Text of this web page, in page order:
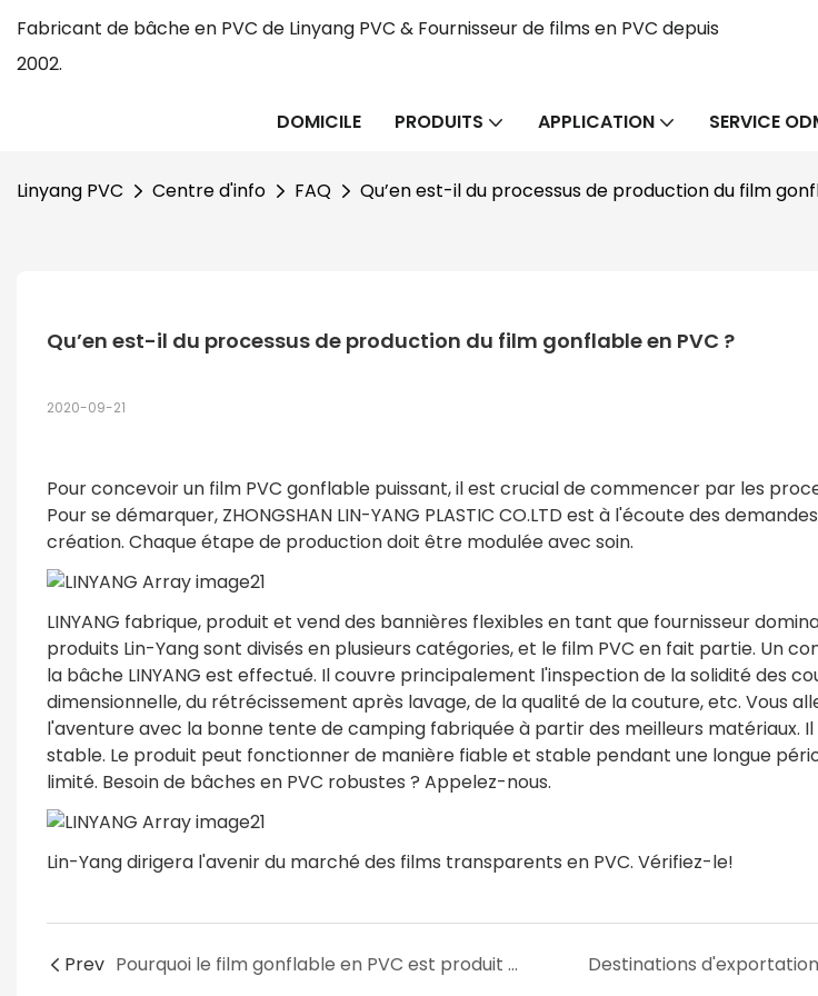
Fabricant de bâche en PVC de Linyang PVC & Fournisseur de films en PVC depuis
2002.
DOMICILE PRODUITS APPLICATION SERVICE
Linyang PVC Centre d'info FAQ Qu’en est-il du processus de production du film
Qu’en est-il du processus de production du film gonflable en PVC ?
2020-09-21
Pour concevoir un film PVC gonflable puissant, il est crucial de commencer par les
Pour se démarquer, ZHONGSHAN LIN-YANG PLASTIC CO.LTD est à l'écoute des
création. Chaque étape de production doit être modulée avec soin.
LINYANG fabrique, produit et vend des bannières flexibles en tant que fournisseur
produits Lin-Yang sont divisés en plusieurs catégories, et le film PVC en fait partie. Un
la bâche LINYANG est effectué. Il couvre principalement l'inspection de la solidité des
dimensionnelle, du rétrécissement après lavage, de la qualité de la couture, etc. Vous
l'aventure avec la bonne tente de camping fabriquée à partir des meilleurs matériaux.
stable. Le produit peut fonctionner de manière fiable et stable pendant une longue
limité. Besoin de bâches en PVC robustes ? Appelez-nous.
Lin-Yang dirigera l'avenir du marché des films transparents en PVC. Vérifiez-le!
Prev Pourquoi le film gonflable en PVC est produit par autant de fabricants ?